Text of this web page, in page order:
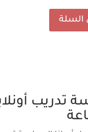
السلة
تدريب